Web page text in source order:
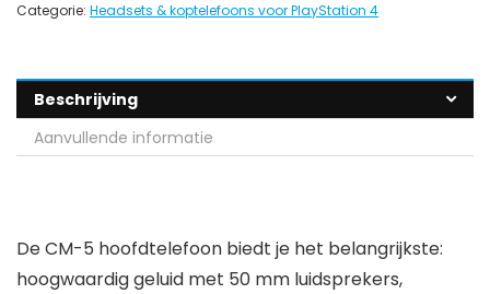
Categorie: Headsets & koptelefoons voor PlayStation 4
Beschrijving
Aanvullende informatie
De CM-5 hoofdtelefoon biedt je het belangrijkste:
hoogwaardig geluid met 50 mm luidsprekers,